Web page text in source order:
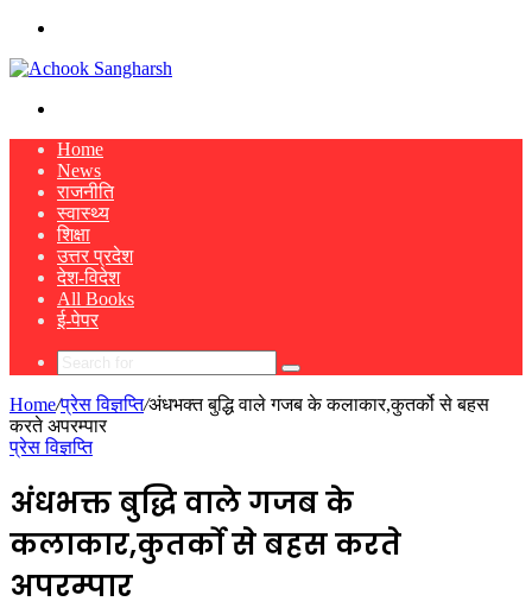
Home
News
राजनीति
स्वास्थ्य
शिक्षा
उत्तर प्रदेश
देश-विदेश
All Books
ई-पेपर
Search
Home/प्रेस विज्ञप्ति/अंधभक्त बुद्धि वाले गजब के कलाकार,कुतर्को से बहस
करते अपरम्पार
प्रेस विज्ञप्ति
अंधभक्त बुद्धि वाले गजब के
कलाकार,कुतर्को से बहस करते
अपरम्पार